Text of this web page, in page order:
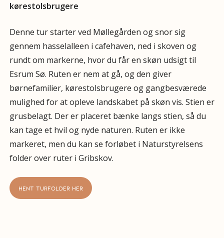
kørestolsbrugere
Denne tur starter ved Møllegården og snor sig
gennem hasselalleen i cafehaven, ned i skoven og
rundt om markerne, hvor du får en skøn udsigt til
Esrum Sø. Ruten er nem at gå, og den giver
børnefamilier, kørestolsbrugere og gangbesværede
mulighed for at opleve landskabet på skøn vis. Stien er
grusbelagt. Der er placeret bænke langs stien, så du
kan tage et hvil og nyde naturen. Ruten er ikke
markeret, men du kan se forløbet i Naturstyrelsens
folder over ruter i Gribskov.
HENT TURFOLDER HER